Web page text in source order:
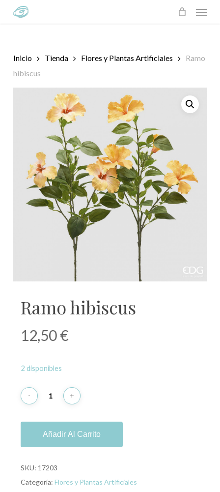
Menu
Inicio Tienda Flores y Plantas Artificiales
Ramo
hibiscus
Ramo hibiscus
12,50€
2 disponibles
Añadir Al Carrito
SKU: 17203
Categoría: Flores y Plantas Artificiales